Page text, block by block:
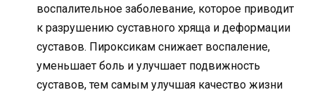
воспалительное заболевание, которое приводит
к разрушению суставного хряща и деформации
суставов. Пироксикам снижает воспаление,
уменьшает боль и улучшает подвижность
суставов, тем самым улучшая качество жизни